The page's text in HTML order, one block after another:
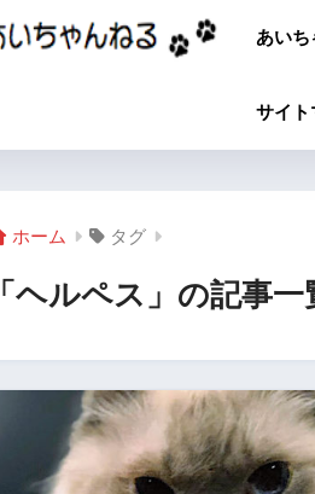
あい
サイト
ホーム タグ
「ヘルペス」の記事一